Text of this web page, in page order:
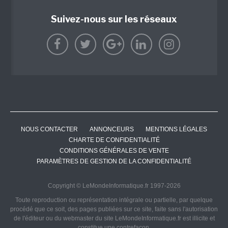
Suivez-nous sur les réseaux
NOUS CONTACTER ANNONCEURS
MENTIONS LÉGALES
CHARTE DE CONFIDENTIALITÉ
CONDITIONS GÉNÉRALES DE VENTE
PARAMÈTRES DE GESTION DE LA CONFIDENTIALITÉ
Copyright © LeMondeInformatique.fr 1997-2026
Toute reproduction ou représentation intégrale ou partielle, par quelque
procédé que ce soit, des pages publiées sur ce site, faite sans l'autorisation
de l'éditeur ou du webmaster du site LeMondeInformatique.fr est illicite et